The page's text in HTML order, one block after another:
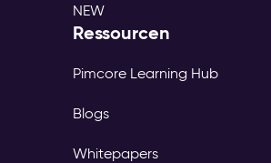
NEW
Ressourcen
Pimcore Learning Hub
Blogs
Whitepapers